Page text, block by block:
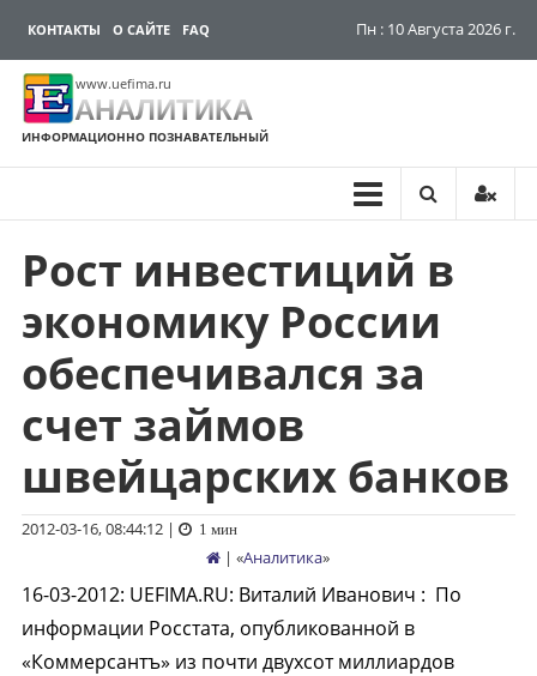
КОНТАКТЫ О САЙТЕ FAQ Пн : 10 Августа 2026 г.
www.uefima.ru
АНАЛИТИКА
ИНФОРМАЦИОННО ПОЗНАВАТЕЛЬНЫЙ
Перейти
содержимому
Рост инвестиций в
экономику России
обеспечивался за
счет займов
швейцарских банков
2012-03-16, 08:44:12| 1 мин
| «Аналитика»
16-03-2012: UEFIMA.RU: Виталий Иванович : По
информации Росстата, опубликованной в
«Коммерсантъ» из почти двухсот миллиардов